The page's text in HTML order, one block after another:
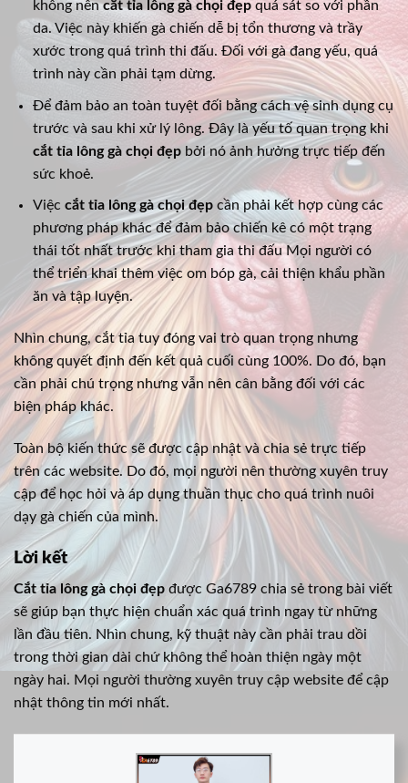
không nêncắt tỉa lông gà chọi đẹpquá sát so với phần
da. Việc này khiến gà chiến dễ bị tổn thương và trầy
xước trong quá trình thi đấu. Đối với gà đang yếu, quá
trình này cần phải tạm dừng.
Để đảm bảo an toàn tuyệt đối bằng cách vệ sinh dụng cụ
trước và sau khi xử lý lông. Đây là yếu tố quan trọng khi
cắt tỉa lông gà chọi đẹpbởi nó ảnh hưởng trực tiếp đến
sức khoẻ.
Việc cắt tỉa lông gà chọi đẹpcần phải kết hợp cùng các
phương pháp khác để đảm bảo chiến kê có một trạng
thái tốt nhất trước khi tham gia thi đấu Mọi người có
thể triển khai thêm việc om bóp gà, cải thiện khẩu phần
ăn và tập luyện.
Nhìn chung, cắt tỉa tuy đóng vai trò quan trọng nhưng
không quyết định đến kết quả cuối cùng 100%. Do đó, bạn
cần phải chú trọng nhưng vẫn nên cân bằng đối với các
biện pháp khác.
Toàn bộ kiến thức sẽ được cập nhật và chia sẻ trực tiếp
trên các website. Do đó, mọi người nên thường xuyên truy
cập để học hỏi và áp dụng thuần thục cho quá trình nuôi
dạy gà chiến của mình.
Lời kết
Cắt tỉa lông gà chọi đẹp được Ga6789 chia sẻ trong bài viết
sẽ giúp bạn thực hiện chuẩn xác quá trình ngay từ những
lần đầu tiên. Nhìn chung, kỹ thuật này cần phải trau dồi
trong thời gian dài chứ không thể hoàn thiện ngày một
ngày hai. Mọi người thường xuyên truy cập website để cập
nhật thông tin mới nhất.